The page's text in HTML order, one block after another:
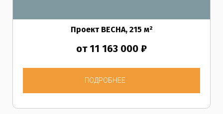
Проект ВЕСНА, 215 м²
от 11 163 000 ₽
ПОДРОБНЕЕ